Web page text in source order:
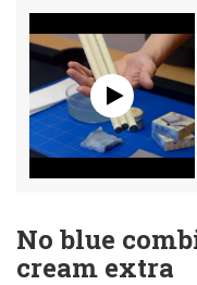
No blue
cream extra